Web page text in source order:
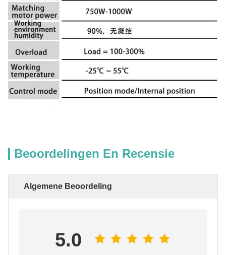
Beoordelingen En Recensie
Algemene Beoordeling
5.0